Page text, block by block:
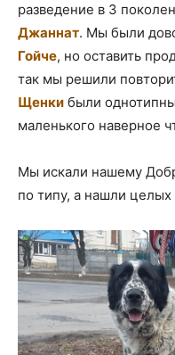
разведение в 3
Джаннат. Мы были
Гойче, но оставить
так мы решили
Щенки были
маленького наверное
Мы искали нашему
по типу, а нашли целых